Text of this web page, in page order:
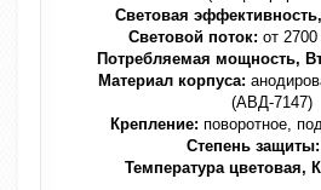
Световая
Световой поток: от
Потребляемая мощность,
Материал корпуса:
(АВД-7147)
Крепление: поворотное,
Степень защиты:
Температура цветовая,